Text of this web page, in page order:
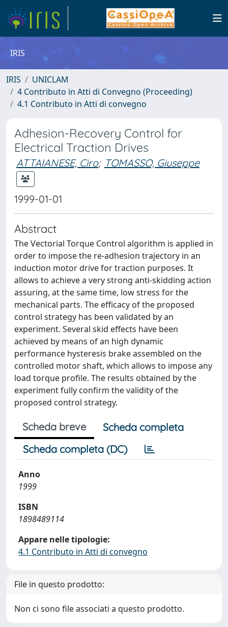
IRIS
IRIS
UNICLAM
4 Contributo in Atti di Convegno (Proceeding)
4.1 Contributo in Atti di convegno
Adhesion-Recovery Control for
Electrical Traction Drives
ATTAIANESE, Ciro; TOMASSO, Giuseppe
1999-01-01
Abstract
The Vectorial Torque Control algorithm is applied in
order to impose the re-adhesion trajectory in an
induction motor drive for traction purposes. It
allows to achieve a very strong anti-skidding action
assuring, at the same time, low stress for the
mechanical parts. The efficacy of the proposed
control strategy has been validated by an
experiment. Several skid effects have been
achieved by means of an high dynamic
performance hysteresis brake assembled on the
controlled motor shaft, which allows to impose any
load torque profile. The results obtained by the
experiment fully confirm the validity of the
proposed control strategy.
Scheda breve
Scheda completa
Scheda completa (DC)
Anno
1999
ISBN
1898489114
Appare nelle tipologie:
4.1 Contributo in Atti di convegno
File in questo prodotto:
Non ci sono file associati a questo prodotto.